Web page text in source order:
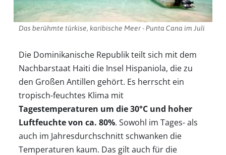
Das berühmte türkise, karibische Meer - Punta Cana im Juli
Die Dominikanische Republik teilt sich mit dem
Nachbarstaat Haiti die Insel Hispaniola, die zu
den Großen Antillen gehört. Es herrscht ein
tropisch-feuchtes Klima mit
Tagestemperaturen um die 30°C und hoher
Luftfeuchte von ca. 80%. Sowohl im Tages- als
auch im Jahresdurchschnitt schwanken die
Temperaturen kaum. Das gilt auch für die